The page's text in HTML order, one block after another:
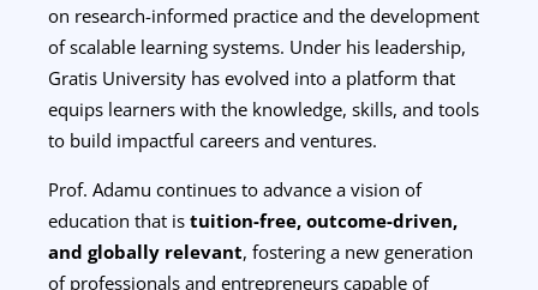
on research-informed practice and the development
of scalable learning systems. Under his leadership,
Gratis University has evolved into a platform that
equips learners with the knowledge, skills, and tools
to build impactful careers and ventures.
Prof. Adamu continues to advance a vision of
education that is tuition-free, outcome-driven,
and globally relevant, fostering a new generation
of professionals and entrepreneurs capable of